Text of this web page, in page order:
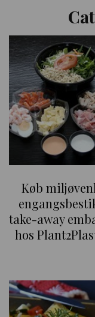
Køb
take-away
hos